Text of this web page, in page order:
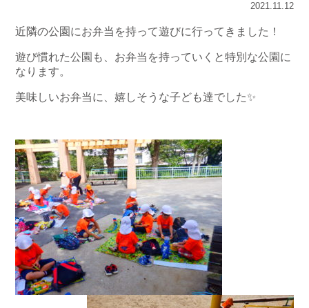
2021.11.12
近隣の公園にお弁当を持って遊びに行ってきました！
遊び慣れた公園も、お弁当を持っていくと特別な公園に
なります。
美味しいお弁当に、嬉しそうな子ども達でした✨